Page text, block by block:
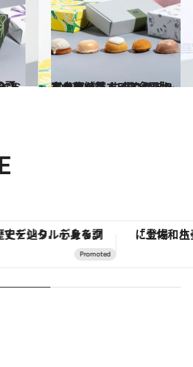
ぴったり！ 2022.7.28
スイーツ芸人・スイーツなかのが推す 爽やか「レモンケーキ」5選 全国から大集結！ すべてお取り寄せ可
グルメ
き氷」がOMO7高知に登場！生姜、山椒、大葉など目にも舌にも涼を呼ぶ郷土の味 【銀座で出合う最旬美容】美髪ケアや上質